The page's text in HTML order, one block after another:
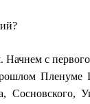
Начнем с
Пленуме
Сосновского,